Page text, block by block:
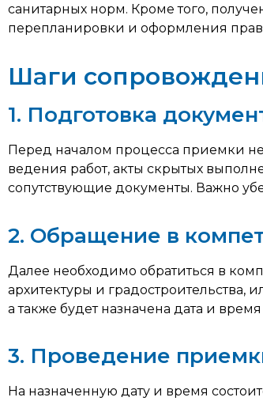
санитарных норм. Кроме того,
перепланировки и оформления
Шаги
1. Подготовка
Перед началом процесса приемки
ведения работ, акты скрытых
сопутствующие документы. Важно
2. Обращение в
Далее необходимо обратиться в
архитектуры и градостроительства,
а также будет назначена дата и
3. Проведение
На назначенную дату и время